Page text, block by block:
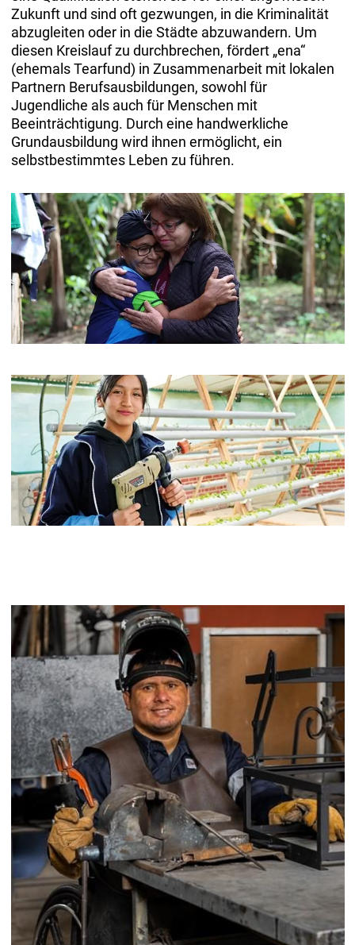
Zukunft und sind oft gezwungen, in die Kriminalität
abzugleiten oder in die Städte abzuwandern. Um
diesen Kreislauf zu durchbrechen, fördert „ena“
(ehemals Tearfund) in Zusammenarbeit mit lokalen
Partnern Berufsausbildungen, sowohl für
Jugendliche als auch für Menschen mit
Beeinträchtigung. Durch eine handwerkliche
Grundausbildung wird ihnen ermöglicht, ein
selbstbestimmtes Leben zu führen.